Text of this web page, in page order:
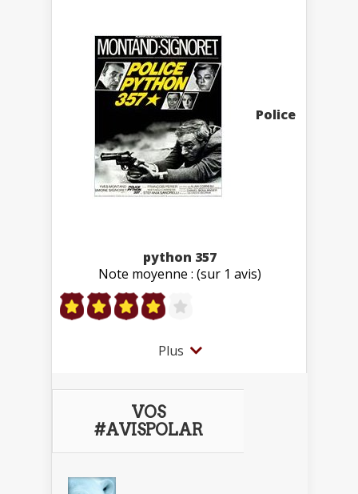
Police
python 357
Note moyenne : (sur 1 avis)
Plus
VOS
#AVISPOLAR